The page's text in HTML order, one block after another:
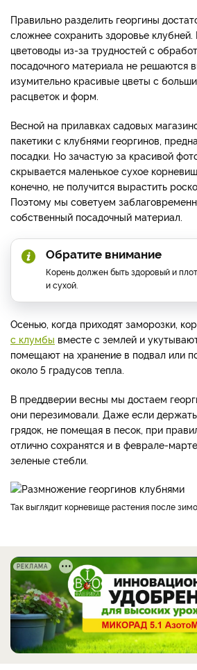
Правильно разделить георгины
сложнее сохранить здоровье
цветоводы из-за трудностей с
посадочного материала не решаются
изумительно красивые цветы с
расцветок и форм.
Весной на прилавках садовых
пакетики с клубнями георгинов,
посадки. Но зачастую за красивой
скрывается маленькое сухое
конечно, не получится вырастить
Поэтому мы советуем
собственный посадочный материал.
Обратите внимание
Корень должен быть здоровый и
и сухой.
Осенью, когда приходят заморозки,
с клумбы вместе с землей и
помещают на хранение в подвал или
около 5 градусов тепла.
В преддверии весны мы достаем
они перезимовали. Даже если
грядок, не помещая в песок, при
отлично сохранятся и в феврале-
зеленые стебли.
так выглядит корневище растения после
РЕКЛАМА